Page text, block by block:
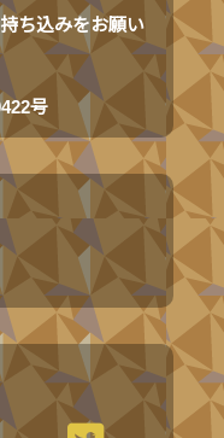
ち込みをお願い
号